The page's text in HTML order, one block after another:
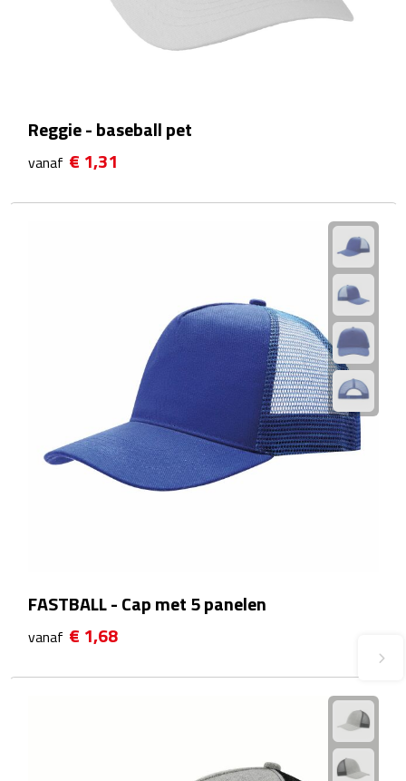
Fietsverlichting
Fiets reparatiesets
Plastic bekers
Opvouwbare drinkfles
Reggie - baseball pet
vanaf € 1,31
FASTBALL - Cap met 5 panelen
vanaf € 1,68